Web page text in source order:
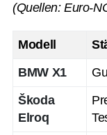
(Quellen: Euro-
Modell
BMW X1
Škoda
Elroq